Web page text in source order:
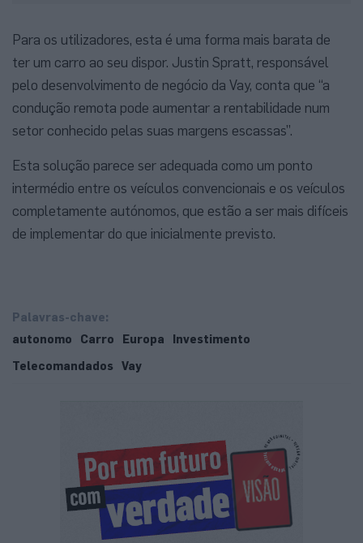
Para os utilizadores, esta é uma forma mais barata de
ter um carro ao seu dispor. Justin Spratt, responsável
pelo desenvolvimento de negócio da Vay, conta que “a
condução remota pode aumentar a rentabilidade num
setor conhecido pelas suas margens escassas”.
Esta solução parece ser adequada como um ponto
intermédio entre os veículos convencionais e os veículos
completamente autónomos, que estão a ser mais difíceis
de implementar do que inicialmente previsto.
Palavras-chave:
autonomo
Carro Europa
Investimento
Telecomandados
Vay